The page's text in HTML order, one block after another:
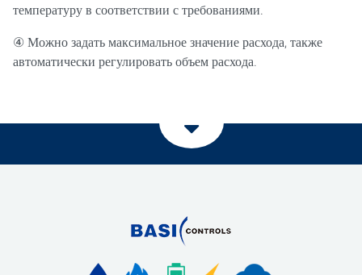
температуру в соответствии с требованиями.
④ Можно задать максимальное значение расхода, также
автоматически регулировать объем расхода.